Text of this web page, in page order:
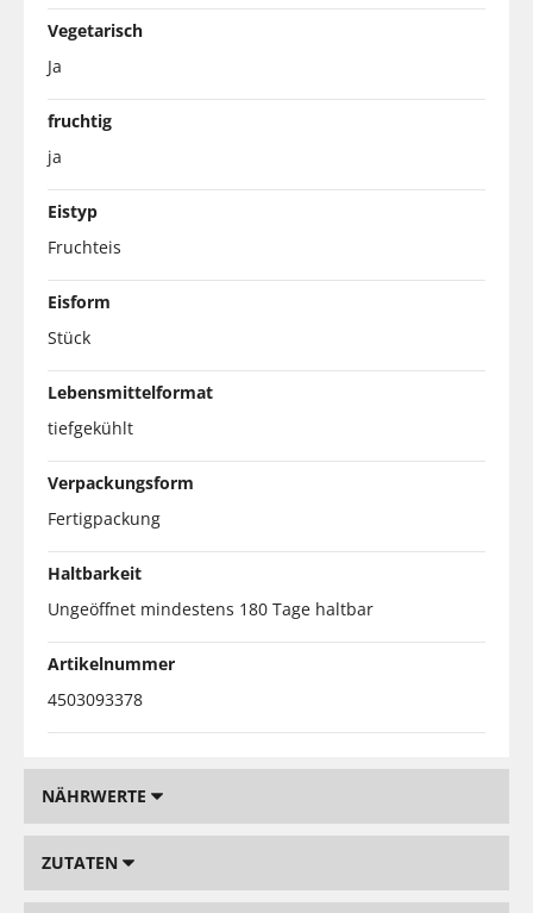
Vegetarisch
Ja
fruchtig
ja
Eistyp
Fruchteis
Eisform
Stück
Lebensmittelformat
tiefgekühlt
Verpackungsform
Fertigpackung
Haltbarkeit
Ungeöffnet mindestens 180 Tage haltbar
Artikelnummer
4503093378
NÄHRWERTE
ZUTATEN